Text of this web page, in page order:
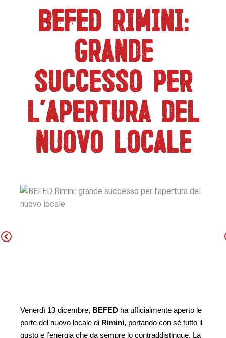
BEFED Rimini:
grande
successo per
l’apertura del
nuovo locale
Venerdì 13 dicembre, BEFED ha ufficialmente aperto le
porte del nuovo locale di Rimini, portando con sé tutto il
gusto e l’energia che da sempre lo contraddistingue. La